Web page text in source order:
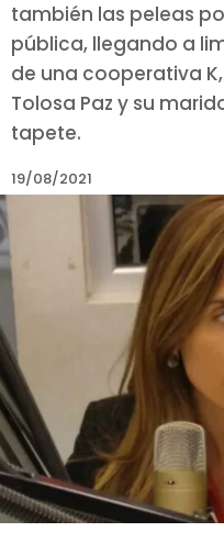
también las peleas
pública, llegando a
de una cooperativa
Tolosa Paz y su
tapete.
19/08/2021